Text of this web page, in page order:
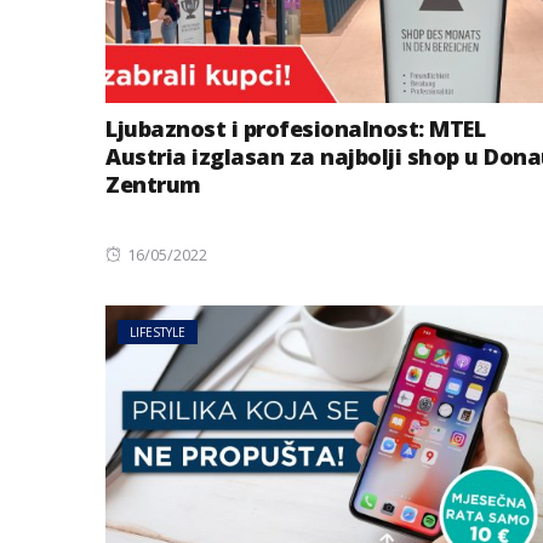
Ljubaznost i profesionalnost: MTEL
Austria izglasan za najbolji shop u
Zentrum
Posted
16/05/2022
LIFESTYLE MAGAZIN NOVOSTI
Djeca i razvod:
događa među
sestrama
roditelja?